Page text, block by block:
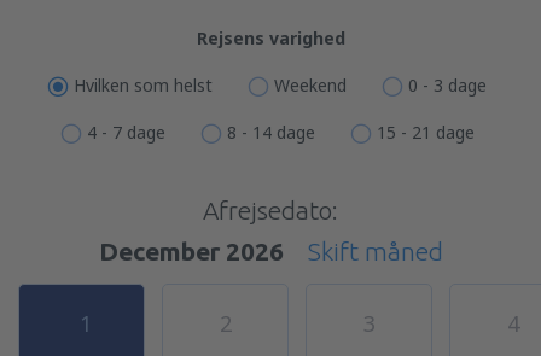
Rejsens varighed
Hvilken som helst Weekend 0 - 3 dage
4 - 7 dage 8 - 14 dage 15 - 21 dage
Afrejsedato:
December 2026
Skift måned
1 2 3 4